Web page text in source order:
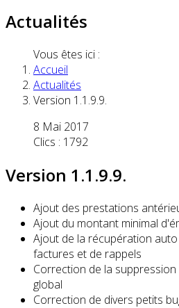
Actualités
Vous êtes ici :
Accueil
Actualités
Version 1.1.9.9.
8 Mai 2017
Clics : 1792
Version 1.1.9.9.
Ajout des prestations
Ajout du montant minimal
Ajout de la récupération
factures et de rappels
Correction de la
global
Correction de divers petits